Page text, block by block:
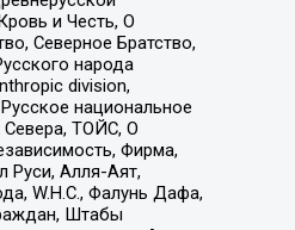
и Честь, О
Северное Братство,
народа
division,
национальное
Севера, ТОЙС, О
Фирма,
Руси, Алля-Аят,
W.H.С., Фалунь Дафа,
Штабы